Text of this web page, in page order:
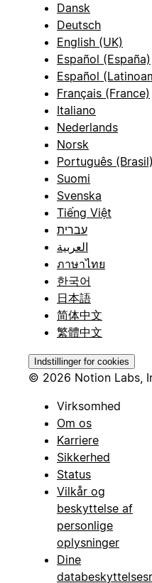
Dansk
Deutsch
English (UK)
Español (España)
Español
Français (France)
Italiano
Nederlands
Norsk
Português (Brasil)
Suomi
Svenska
Tiếng Việt
עברית
العربية
ภาษาไทย
한국어
日本語
简体中文
繁體中文
Indstillinger for cookies
© 2026 Notion Labs,
Virksomhed
Om os
Karriere
Sikkerhed
Status
Vilkår og
beskyttelse af
personlige
oplysninger
Dine